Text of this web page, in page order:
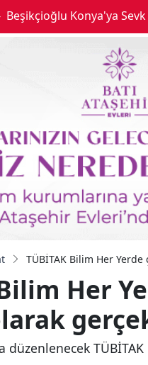
18:34 Konya'da Dev
TÜBİTAK Bilim Her
Her
düzenlenecek